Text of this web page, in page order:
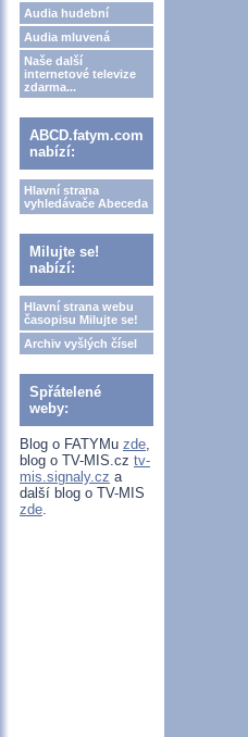
Audia hudební
Audia mluvená
Naše další
internetové televize
zdarma...
ABCD.fatym.com
nabízí:
Hlavní strana
vyhledávače Abeceda
Milujte se!
nabízí:
Hlavní strana webu
časopisu Milujte se!
Archiv vyšlých čísel
Spřátelené
weby:
Blog o FATYMu zde,
blog o TV-MIS.cz tv-
mis.signaly.cz a
další blog o TV-MIS
zde.